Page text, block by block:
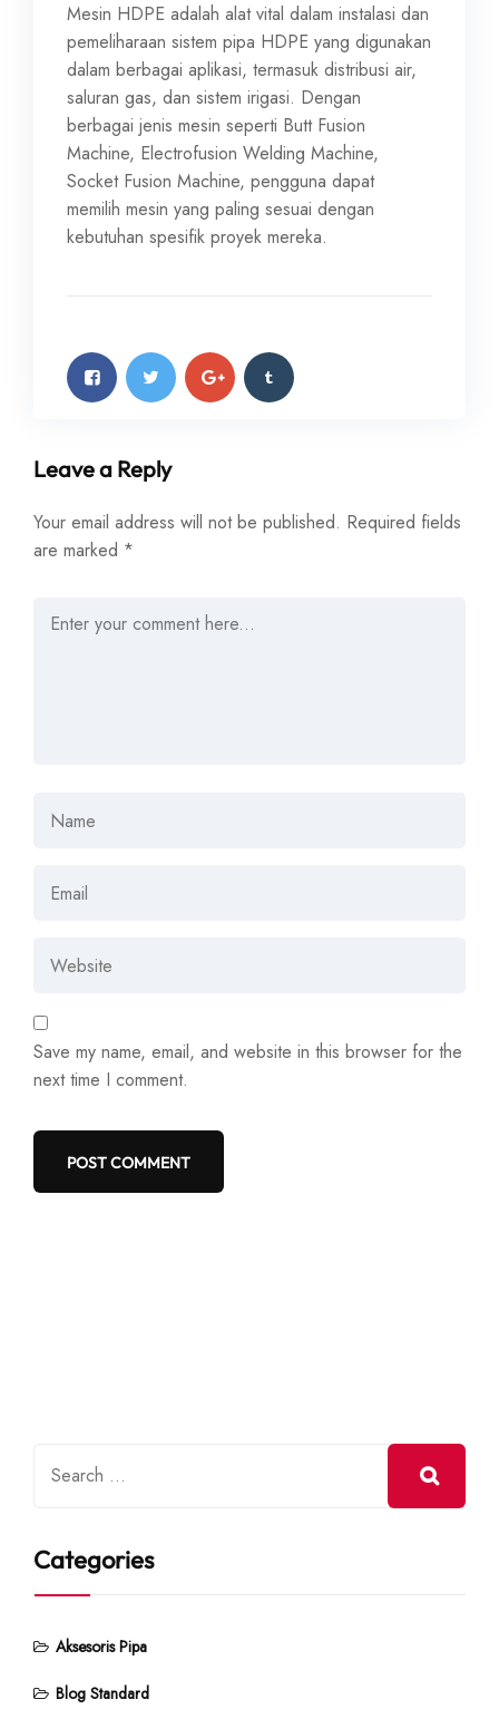
Mesin HDPE adalah alat vital dalam instalasi dan
pemeliharaan sistem pipa HDPE yang digunakan
dalam berbagai aplikasi, termasuk distribusi air,
saluran gas, dan sistem irigasi. Dengan
berbagai jenis mesin seperti Butt Fusion
Machine, Electrofusion Welding Machine,
Socket Fusion Machine, pengguna dapat
memilih mesin yang paling sesuai dengan
kebutuhan spesifik proyek mereka.
Leave a Reply
Your email address will not be published. Required fields
are marked *
Save my name, email, and website in this browser for the
next time I comment.
Categories
Aksesoris Pipa
Blog Standard